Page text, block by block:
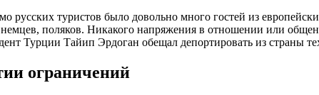
туристов было довольно много гостей из
поляков. Никакого напряжения в отношении или
Турции Тайип Эрдоган обещал депортировать из страны
ограничений